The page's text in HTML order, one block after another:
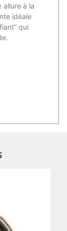
allure à la
idéale
qui